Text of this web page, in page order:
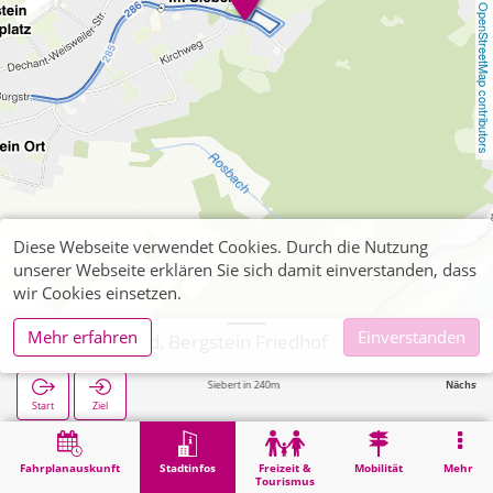
OpenStreetMap contributors
Fahrplanauskunft Stadtinfos
Freizeit &
Tourismus
Mobilität Mehr
Hürtgenwald, Bergstein Friedhof
Start Ziel
Nächste
Bergstein Im Siebert in 240m
Stadtinfos Hürtgenwald, Bergstein Friedhof
Diese Webseite verwendet Cookies. Durch die Nutzung
unserer Webseite erklären Sie sich damit einverstanden, dass
wir Cookies einsetzen.
Mehr erfahren
Einverstanden